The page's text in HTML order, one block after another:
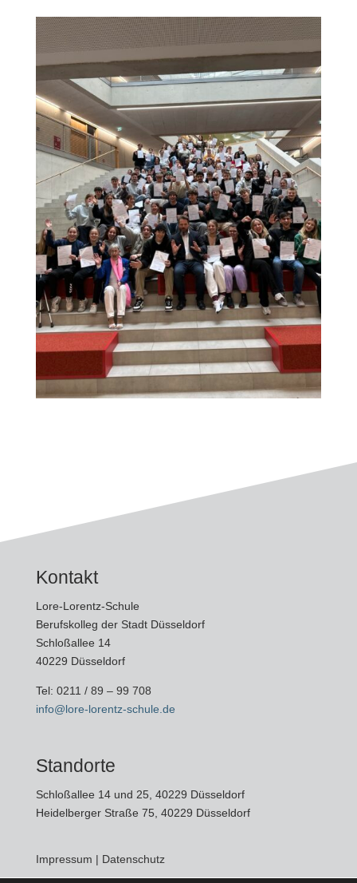
Kontakt
Lore-Lorentz-Schule
Berufskolleg der Stadt Düsseldorf
Schloßallee 14
40229 Düsseldorf
Tel: 0211 / 89 – 99 708
info@lore-lorentz-schule.de
Standorte
Schloßallee 14 und 25, 40229 Düsseldorf
Heidelberger Straße 75, 40229 Düsseldorf
Impressum | Datenschutz